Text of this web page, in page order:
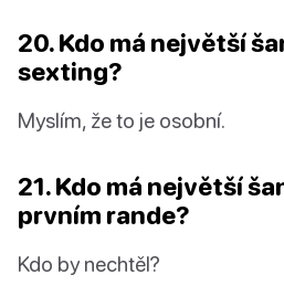
20. Kdo má největší
sexting?
Myslím, že to je osobní.
21. Kdo má největší
prvním rande?
Kdo by nechtěl?